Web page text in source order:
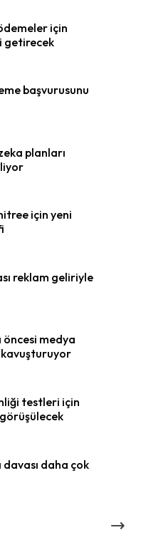
için
getirecek
başvurusunu
planları
için yeni
reklam geliriyle
öncesi medya
kavuşturuyor
testleri için
görüşülecek
davası daha çok